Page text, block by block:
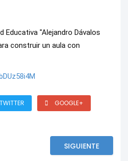
Educativa "Alejandro Dávalos
construir un aula con
TWITTER GOOGLE+
SIGUIENTE